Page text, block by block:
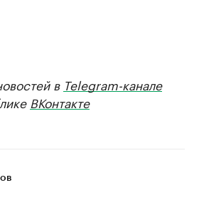
в Telegram-канале
ВКонтакте